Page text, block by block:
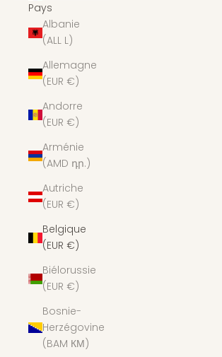
Pays
Albanie
(ALL L)
Allemagne
(EUR €)
Andorre
(EUR €)
Arménie
(AMD դր.)
Autriche
(EUR €)
Belgique
(EUR €)
Biélorussie
(EUR €)
Bosnie-
Herzégovine
(BAM КМ)